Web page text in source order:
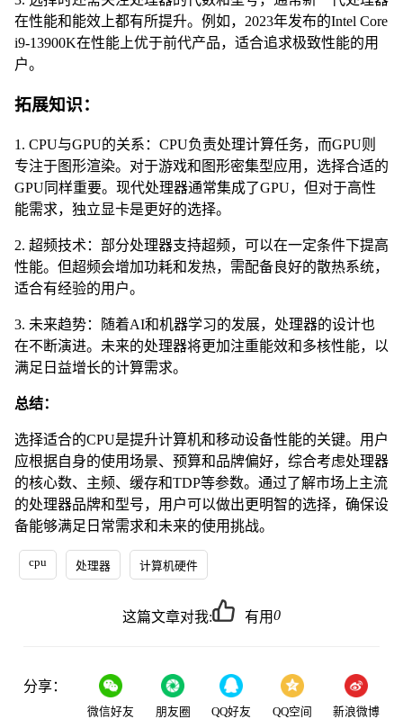
在性能和能效上都有所提升。例如，2023年发布的Intel Core
i9-13900K在性能上优于前代产品，适合追求极致性能的用
户。
拓展知识：
1. CPU与GPU的关系：CPU负责处理计算任务，而GPU则
专注于图形渲染。对于游戏和图形密集型应用，选择合适的
GPU同样重要。现代处理器通常集成了GPU，但对于高性
能需求，独立显卡是更好的选择。
2. 超频技术：部分处理器支持超频，可以在一定条件下提高
性能。但超频会增加功耗和发热，需配备良好的散热系统，
适合有经验的用户。
3. 未来趋势：随着AI和机器学习的发展，处理器的设计也
在不断演进。未来的处理器将更加注重能效和多核性能，以
满足日益增长的计算需求。
总结：
选择适合的CPU是提升计算机和移动设备性能的关键。用户
应根据自身的使用场景、预算和品牌偏好，综合考虑处理器
的核心数、主频、缓存和TDP等参数。通过了解市场上主流
的处理器品牌和型号，用户可以做出更明智的选择，确保设
备能够满足日常需求和未来的使用挑战。
cpu 处理器 计算机硬件
这篇文章对我: 有用0
分享：
微信好友 朋友圈 QQ好友 QQ空间 新浪微博